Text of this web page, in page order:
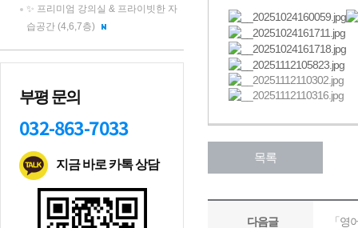
✨ 프리미엄 강의실 & 프라이빗한 자
습공간 (4,6,7층)
부평 문의
032-863-7033
지금 바로 카톡 상담